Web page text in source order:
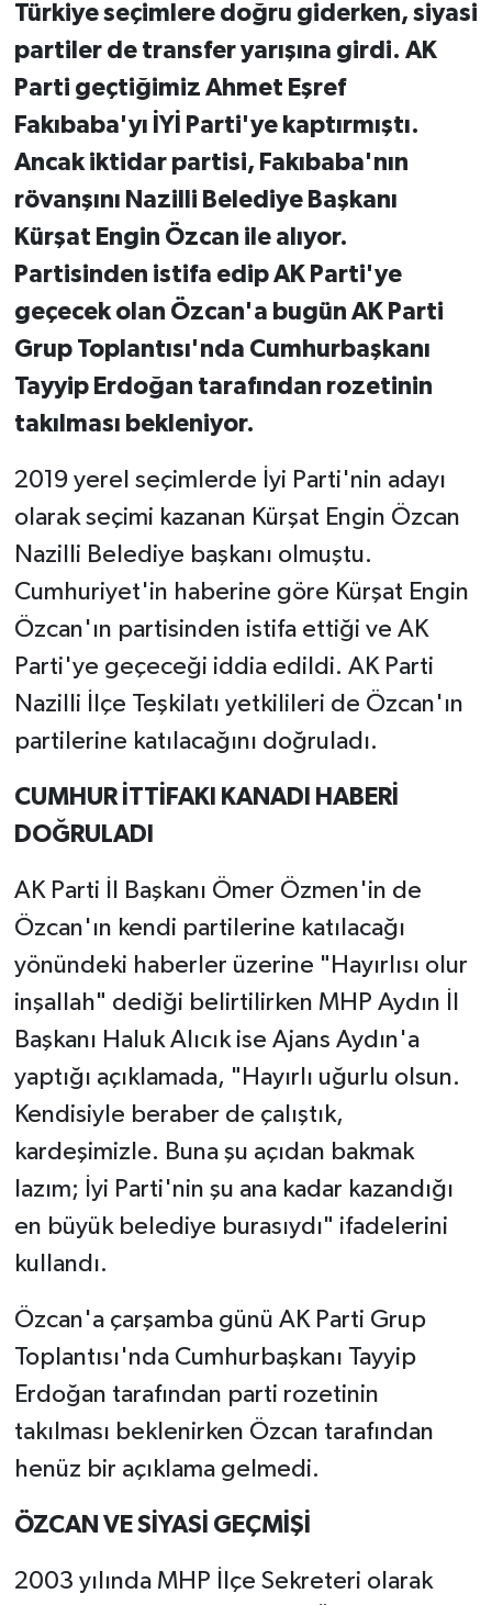
Türkiye seçimlere doğru giderken, siyasi
partiler de transfer yarışına girdi. AK
Parti geçtiğimiz Ahmet Eşref
Fakıbaba'yı İYİ Parti'ye kaptırmıştı.
Ancak iktidar partisi, Fakıbaba'nın
rövanşını Nazilli Belediye Başkanı
Kürşat Engin Özcan ile alıyor.
Partisinden istifa edip AK Parti'ye
geçecek olan Özcan'a bugün AK Parti
Grup Toplantısı'nda Cumhurbaşkanı
Tayyip Erdoğan tarafından rozetinin
takılması bekleniyor.
2019 yerel seçimlerde İyi Parti'nin adayı
olarak seçimi kazanan Kürşat Engin Özcan
Nazilli Belediye başkanı olmuştu.
Cumhuriyet'in haberine göre Kürşat Engin
Özcan'ın partisinden istifa ettiği ve AK
Parti'ye geçeceği iddia edildi. AK Parti
Nazilli İlçe Teşkilatı yetkilileri de Özcan'ın
partilerine katılacağını doğruladı.
CUMHUR İTTİFAKI KANADI HABERİ
DOĞRULADI
AK Parti İl Başkanı Ömer Özmen'in de
Özcan'ın kendi partilerine katılacağı
yönündeki haberler üzerine "Hayırlısı olur
inşallah" dediği belirtilirken MHP Aydın İl
Başkanı Haluk Alıcık ise Ajans Aydın'a
yaptığı açıklamada, "Hayırlı uğurlu olsun.
Kendisiyle beraber de çalıştık,
kardeşimizle. Buna şu açıdan bakmak
lazım; İyi Parti'nin şu ana kadar kazandığı
en büyük belediye burasıydı" ifadelerini
kullandı.
Özcan'a çarşamba günü AK Parti Grup
Toplantısı'nda Cumhurbaşkanı Tayyip
Erdoğan tarafından parti rozetinin
takılması beklenirken Özcan tarafından
henüz bir açıklama gelmedi.
ÖZCAN VE SİYASİ GEÇMİŞİ
2003 yılında MHP İlçe Sekreteri olarak